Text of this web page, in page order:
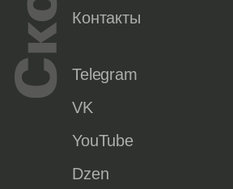
Контакты
Telegram
VK
YouTube
Dzen